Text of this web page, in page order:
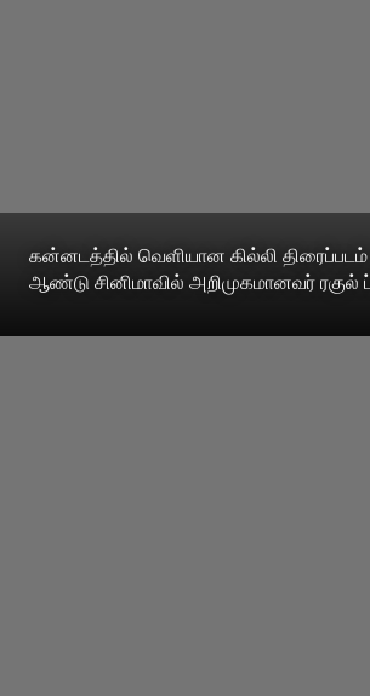
கன்னடத்தில் வெளியான கில்லி
ஆண்டு சினிமாவில் அறிமுகமானவர் ரகுல்